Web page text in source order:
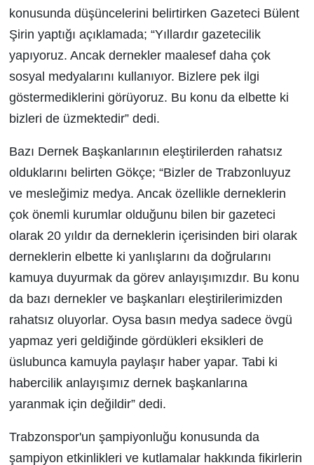
konusunda düşüncelerini belirtirken Gazeteci Bülent
Şirin yaptığı açıklamada; “Yıllardır gazetecilik
yapıyoruz. Ancak dernekler maalesef daha çok
sosyal medyalarını kullanıyor. Bizlere pek ilgi
göstermediklerini görüyoruz. Bu konu da elbette ki
bizleri de üzmektedir” dedi.
Bazı Dernek Başkanlarının eleştirilerden rahatsız
olduklarını belirten Gökçe; “Bizler de Trabzonluyuz
ve mesleğimiz medya. Ancak özellikle derneklerin
çok önemli kurumlar olduğunu bilen bir gazeteci
olarak 20 yıldır da derneklerin içerisinden biri olarak
derneklerin elbette ki yanlışlarını da doğrularını
kamuya duyurmak da görev anlayışımızdır. Bu konu
da bazı dernekler ve başkanları eleştirilerimizden
rahatsız oluyorlar. Oysa basın medya sadece övgü
yapmaz yeri geldiğinde gördükleri eksikleri de
üslubunca kamuyla paylaşır haber yapar. Tabi ki
habercilik anlayışımız dernek başkanlarına
yaranmak için değildir” dedi.
Trabzonspor'un şampiyonluğu konusunda da
şampiyon etkinlikleri ve kutlamalar hakkında fikirlerin